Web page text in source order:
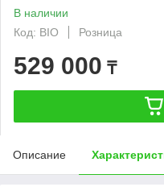
В наличии
Код: BIO
Розница
529 000 ₸
Описание